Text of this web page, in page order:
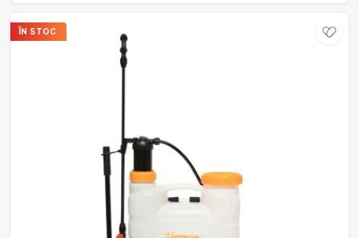
ÎN STOC